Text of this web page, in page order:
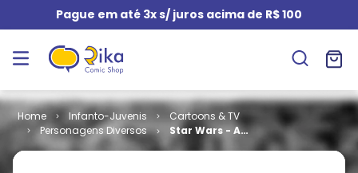
Pague em até 3x s/ juros acima de R$ 100
Infanto-Juvenis
Cartoons & TV
Personagens Diversos
Star Wars - A